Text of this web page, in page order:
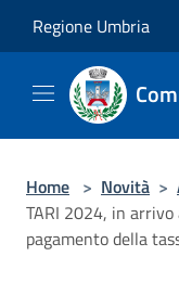
Regione Umbria
Home > Novità >
TARI 2024, in
pagamento della